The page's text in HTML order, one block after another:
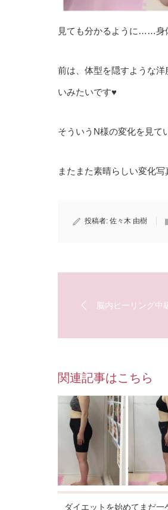
見ても分かるように……身
前は、体型を隠すような
いみたいです♥
そういうN様の変化を見て
またまた素晴らしい変化
投稿者: 佐々木 由樹
脳内ヒーリング中
関連記事はこちら
ダイエットを始めてまだ一